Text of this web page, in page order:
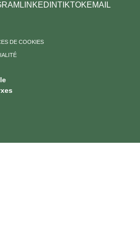
LINKEDINTIKTOKEMAIL
DE COOKIES